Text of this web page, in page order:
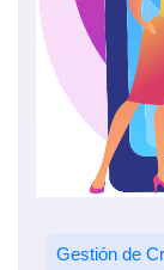
Gestión de